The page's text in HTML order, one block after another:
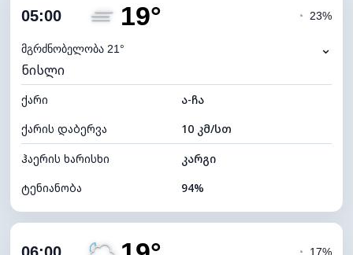
ღრუბლიანობა
ნამის წერტილი
ხილვადობა
განათების ინდექსი 0 (ბნელი)
ღრუბლის სიმაღლე 7360 მ
05:00 19°
მგრძნობელობა 21°
◔ 23%
⌄
ნისლი
ქარი
ა-ჩა
ქარის დაბერვა
10 კმ/სთ
ჰაერის ხარისხი
კარგი
ტენიანობა
94%
ღრუბლიანობა
◔ 17%